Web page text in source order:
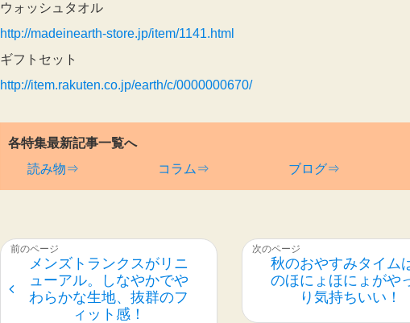
ウォッシュタオル
http://madeinearth-store.jp/item/1141.html
ギフトセット
http://item.rakuten.co.jp/earth/c/0000000670/
各特集最新記事一覧へ
読み物⇒
コラム⇒ ブログ⇒
メンズトランクスがリニ
ューアル。しなやかでや
わらかな生地、抜群のフ
ィット感！
秋のおやすみタイム
のほにょほにょがや
り気持ちいい！